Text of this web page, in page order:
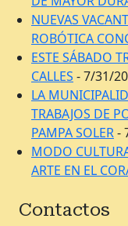
NUEVAS
ROBÓTICA
ESTE SÁBADO
CALLES - 7/31/
LA
TRABAJOS DE
PAMPA SOLER-
MODO
ARTE EN EL
Contactos